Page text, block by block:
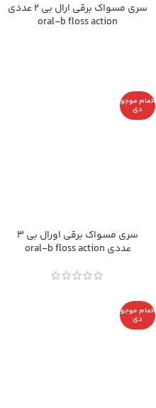
سری مسواک برقی ارال بی 2 عددی
oral-b floss action
اتمام موجو
دی
سری مسواک برقی اورال بی 3
عددی oral-b floss action
اتمام موجو
دی